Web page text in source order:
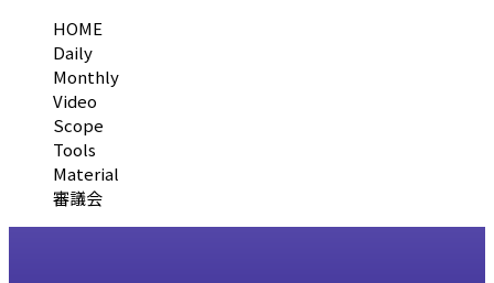
HOME
Daily
Monthly
Video
Scope
Tools
Material
審議会